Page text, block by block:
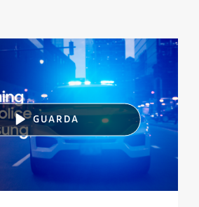
GUARDA